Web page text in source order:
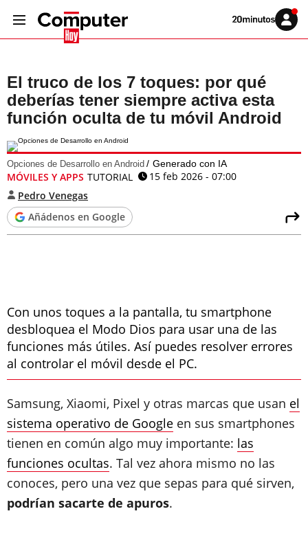
Volver
Iniciar
sesión
El truco de los 7 toques: por qué
deberías tener siempre activa esta
función oculta de tu móvil Android
Opciones de Desarrollo en Android Generado con IA
MÓVILES Y APPS TUTORIAL
15 feb 2026 - 07:00
Pedro Venegas
Añádenos en Google
Con unos toques a la pantalla, tu smartphone
desbloquea el Modo Dios para usar una de las
funciones más útiles. Así puedes resolver errores
al controlar el móvil desde el PC.
Samsung, Xiaomi, Pixel y otras marcas que usan el
sistema operativo de Google en sus smartphones
tienen en común algo muy importante: las
funciones ocultas. Tal vez ahora mismo no las
conoces, pero una vez que sepas para qué sirven,
podrían sacarte de apuros.